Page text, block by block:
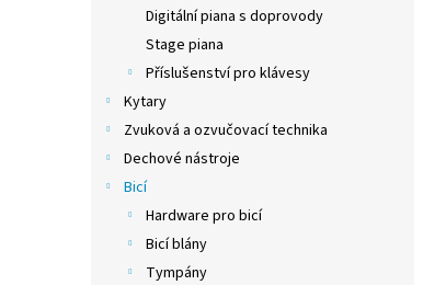
Digitální piana s doprovody
Stage piana
Příslušenství pro klávesy
Kytary
Zvuková a ozvučovací technika
Dechové nástroje
Bicí
Hardware pro bicí
Bicí blány
Tympány